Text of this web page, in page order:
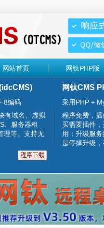
网站首页 网钛PHP版
8编码
有域名、虚拟
、服务器租
理等。支持无
网钛CMS
采用PHP +
程序免费，
买需要插件
用；升级服
是停掉升级，